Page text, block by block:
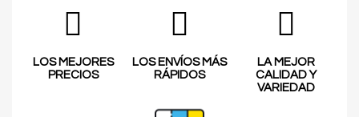
LOS MEJORES
PRECIOS
LOS ENVÍOS MÁS
RÁPIDOS
LA MEJOR
CALIDAD Y
VARIEDAD